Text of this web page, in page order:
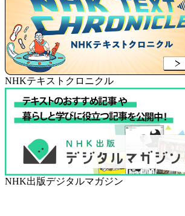
NHKテキストクロニクル
NHK出版デジタルマガジン